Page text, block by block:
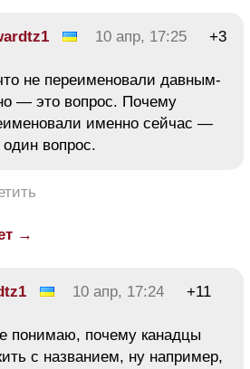
10 апр, 17:25 +3
не переименовали давным-
— это вопрос. Почему
именно сейчас —
вопрос.
→
10 апр, 17:24 +11
понимаю, почему канадцы
с названием, ну например,